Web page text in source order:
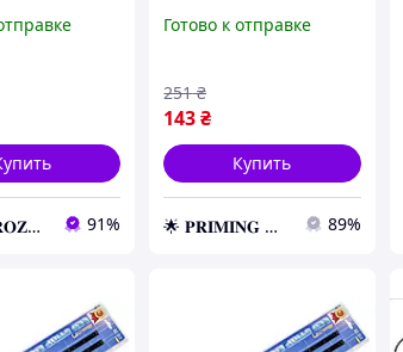
для унитаза,
⭐️ 𝐌𝐄𝐆𝐀𝐑𝐎𝐙𝐏𝐑𝐎𝐃𝐀𝐙𝐇 ⭐️ – Новейшие товары по самым доступным ценам 91%
подсветка для унитаза,
движения
Готово к отправке
143₴
251 ₴
Купить
🌟 𝐏𝐑𝐈𝐌𝐈𝐍𝐆 🌟 – Эксклюзивные товары премиум-качества от официального дистрибьютора! 89%